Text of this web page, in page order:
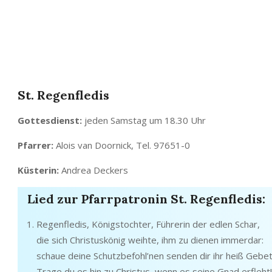
St. Regenfledis
Gottesdienst: jeden Samstag um 18.30 Uhr
Pfarrer: Alois van Doornick, Tel. 97651-0
Küsterin: Andrea Deckers
Lied zur Pfarrpatronin St. Regenfledis:
Regenfledis, Königstochter, Führerin der edlen Schar,
die sich Christuskönig weihte, ihm zu dienen immerdar:
schaue deine Schutzbefohl’nen senden dir ihr heiß